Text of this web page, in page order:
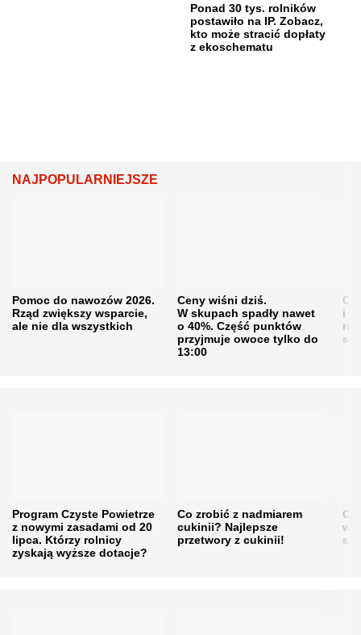
Ponad 30 tys. rolników
postawiło na IP. Zobacz,
kto może stracić dopłaty
z ekoschematu
NAJPOPULARNIEJSZE
Pomoc do nawozów 2026.
Rząd zwiększy wsparcie,
ale nie dla wszystkich
Ceny wiśni dziś.
W skupach spadły nawet
o 40%. Część punktów
przyjmuje owoce tylko do
13:00
i
Program Czyste Powietrze
z nowymi zasadami od 20
lipca. Którzy rolnicy
zyskają wyższe dotacje?
Co zrobić z nadmiarem
cukinii? Najlepsze
przetwory z cukinii!
w